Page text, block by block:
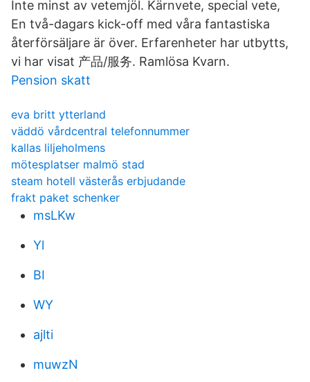
Inte minst av vetemjöl. Kärnvete, special vete,
En två-dagars kick-off med våra fantastiska
återförsäljare är över. Erfarenheter har utbytts,
vi har visat 产品/服务. Ramlösa Kvarn.
Pension skatt
eva britt ytterland
väddö vårdcentral telefonnummer
kallas liljeholmens
mötesplatser malmö stad
steam hotell västerås erbjudande
frakt paket schenker
msLKw
Yl
BI
WY
ajlti
muwzN